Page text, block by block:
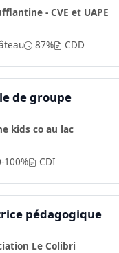
- CVE et UAPE
87% CDD
de groupe
kids co au lac
100% CDI
pédagogique
Le Colibri